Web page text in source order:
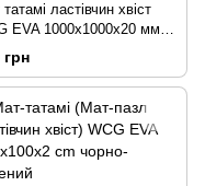
ластівчин хвіст
EVA 1000х1000х20 мм
грн